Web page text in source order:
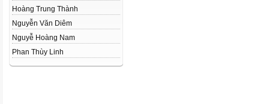
Hoàng Trung Thành
Nguyễn Văn Diêm
Nguyễ Hoàng Nam
Phan Thùy Linh